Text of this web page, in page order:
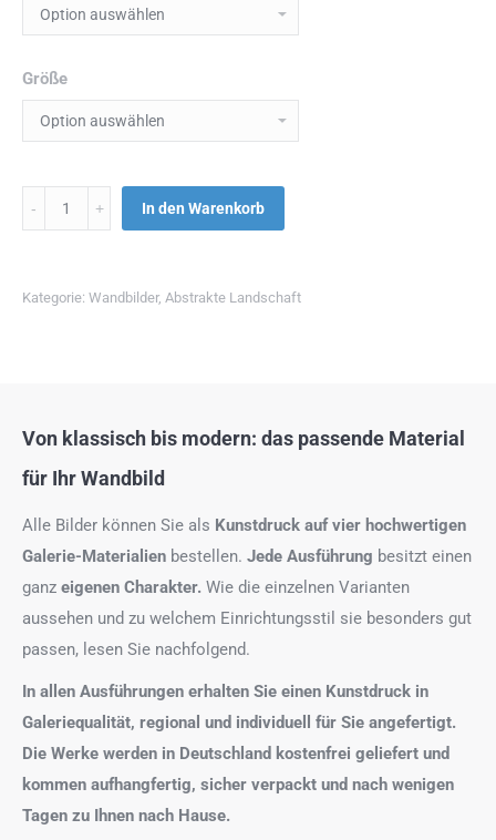
Größe
Menge In den Warenkorb
Kategorie: Wandbilder, Abstrakte Landschaft
Von klassisch bis modern: das passende Material
für Ihr Wandbild
Alle Bilder können Sie als Kunstdruck auf vier hochwertigen
Galerie-Materialien bestellen. Jede Ausführung besitzt einen
ganz eigenen Charakter. Wie die einzelnen Varianten
aussehen und zu welchem Einrichtungsstil sie besonders gut
passen, lesen Sie nachfolgend.
In allen Ausführungen erhalten Sie einen Kunstdruck in
Galeriequalität, regional und individuell für Sie angefertigt.
Die Werke werden in Deutschland kostenfrei geliefert und
kommen aufhangfertig, sicher verpackt und nach wenigen
Tagen zu Ihnen nach Hause.